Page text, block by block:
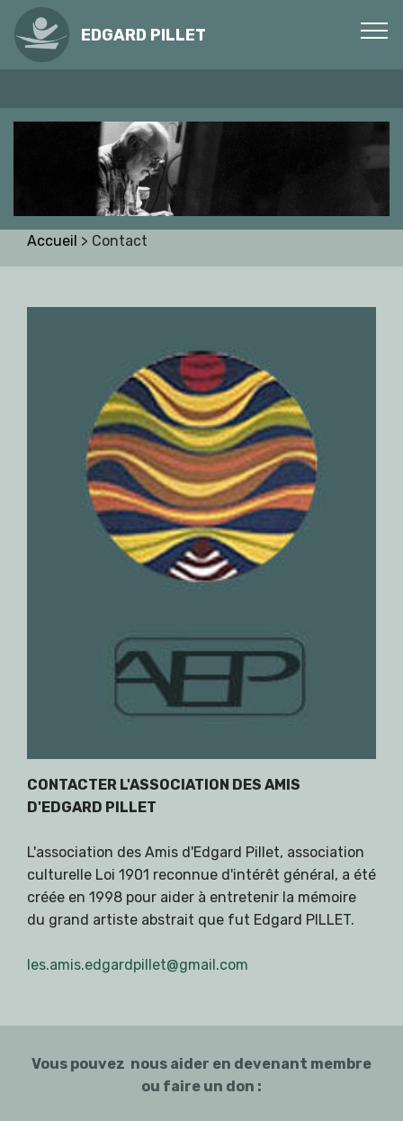
EDGARD PILLET
Accueil > Contact
CONTACTER L'ASSOCIATION DES AMIS
D'EDGARD PILLET
L'association des Amis d'Edgard Pillet, association
culturelle Loi 1901 reconnue d'intérêt général, a été
créée en 1998 pour aider à entretenir la mémoire
du grand artiste abstrait que fut Edgard PILLET.
les.amis.edgardpillet@gmail.com
Vous pouvez nous aider en devenant membre
ou faire un don :